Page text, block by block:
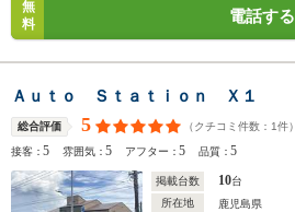
無
料
電話する
Ａｕｔｏ Ｓｔａｔｉｏｎ Ｘ１
総合評価 5 （クチコミ件数： 1件）
接客：5 雰囲気：5 アフター：5 品質：5
掲載台数 10台
所在地
鹿児島県